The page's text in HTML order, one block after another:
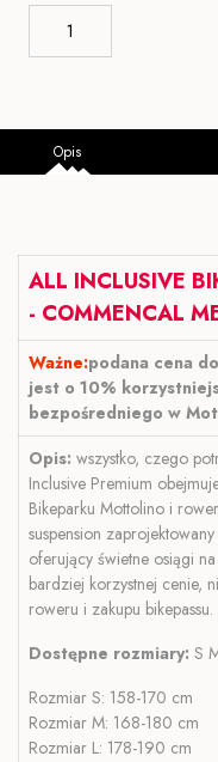
Opis
ALL INCLUSIVE
- COMMENCAL
Ważne:podana cena
jest o 10%
bezpośredniego w
Opis: wszystko, czego
Inclusive Premium
Bikeparku Mottolino i
suspension
oferujący świetne osiągi
bardziej korzystnej cenie,
roweru i zakupu bikepassu.
Dostępne rozmiary: S
Rozmiar S: 158-170 cm
Rozmiar M: 168-180 cm
Rozmiar L: 178-190 cm